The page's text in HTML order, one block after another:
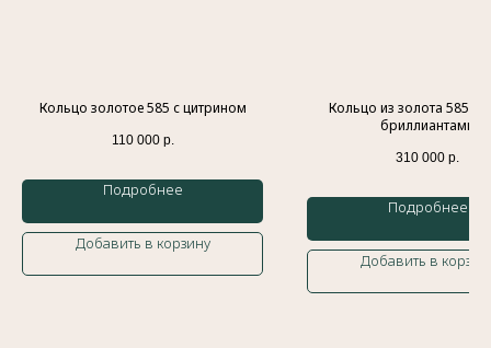
Кольцо золотое 585 с цитрином
110 000 р.
Подробнее
Добавить в корзину
Кольцо из золота 585
бриллиантами
310 000 р.
Подробнее
Добавить в
Главная
Блог
Кольца
Колье
Политика обработки персональных данных